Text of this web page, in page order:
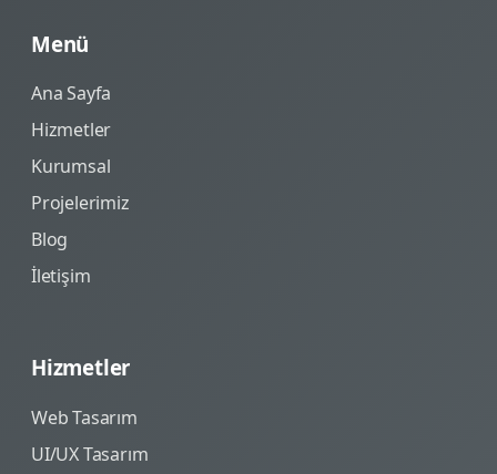
Menü
Ana Sayfa
Hizmetler
Kurumsal
Projelerimiz
Blog
İletişim
Hizmetler
Web Tasarım
UI/UX Tasarım